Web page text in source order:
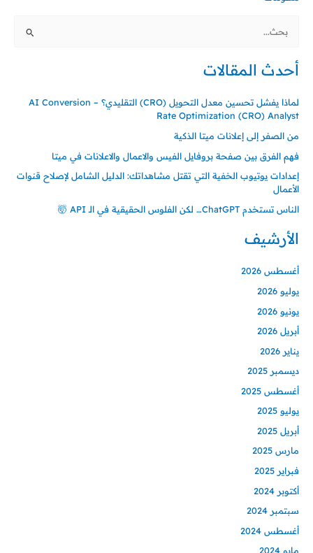
البحث
أحدث المقالات
لماذا يفشل تحسين معدل التحويل (CRO) التقليدي؟ – AI Conversion
Rate Optimization (CRO) Analyst
من الصفر إلى إعلانات ميتا الذكية
فهم الفرق بين صفحة بروفايل الفيس والاعمال والاعلانات في ميتا
إعدادات يوتيوب الخفية التي تقتل مشاهداتك: الدليل الشامل لإصلاح قنوات
الأعمال
الناس تستخدم ChatGPT… لكن الفلوس الحقيقية في الـ API 🤯
الأرشيف
أغسطس 2026
يوليو 2026
يونيو 2026
أبريل 2026
يناير 2026
ديسمبر 2025
أغسطس 2025
يوليو 2025
أبريل 2025
مارس 2025
فبراير 2025
أكتوبر 2024
سبتمبر 2024
أغسطس 2024
مايو 2024